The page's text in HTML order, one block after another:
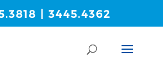
| 3445.4362